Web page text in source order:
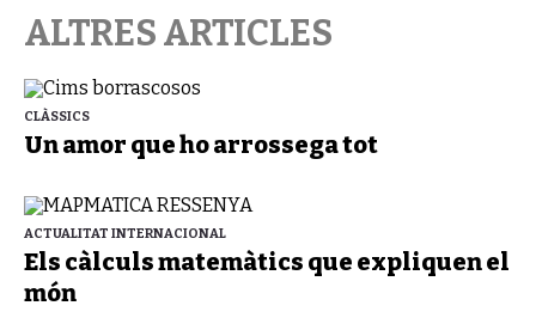
ALTRES ARTICLES
CLÀSSICS
Un amor que ho arrossega tot
ACTUALITAT INTERNACIONAL
Els càlculs matemàtics que expliquen el
món